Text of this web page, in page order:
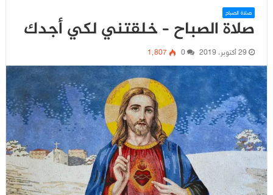
صلاة الصباح
صلاة الصباح – خلقتني لكي أجدك
29 أكتوبر، 2019 0 1٬807